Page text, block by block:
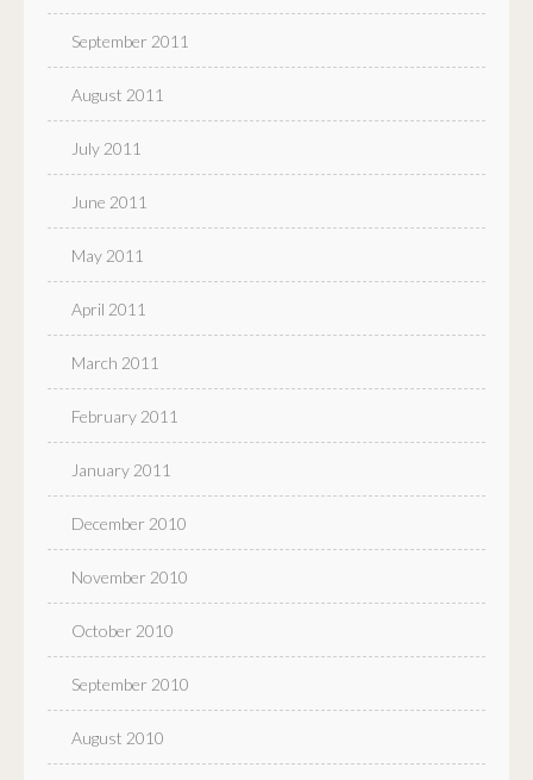
September 2011
August 2011
July 2011
June 2011
May 2011
April 2011
March 2011
February 2011
January 2011
December 2010
November 2010
October 2010
September 2010
August 2010